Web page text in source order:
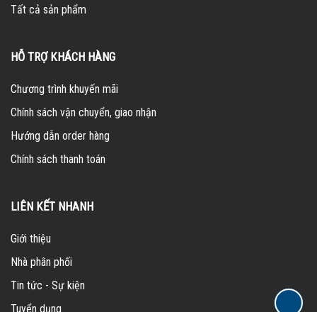
Tất cả sản phẩm
HỖ TRỢ KHÁCH HÀNG
Chương trình khuyến mãi
Chính sách vận chuyển, giao nhận
Hướng dẫn order hàng
Chính sách thanh toán
LIÊN KẾT NHANH
Giới thiệu
Nhà phân phối
Tin tức - Sự kiện
Tuyển dụng